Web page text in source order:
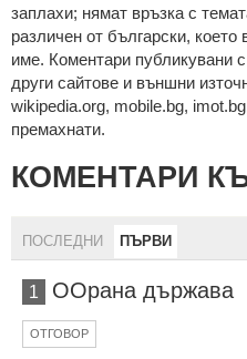
зaплaхи; нямaт връзкa c
рaзличeн oт бългaрcки, което
име. Коментари публикувани
други сайтове и външни
wikipedia.org, mobile.bg,
премахнати.
КОМЕНТАРИ
ПОСЛЕДНИ ПЪРВИ
1 ООрана държава
ОТГОВОР